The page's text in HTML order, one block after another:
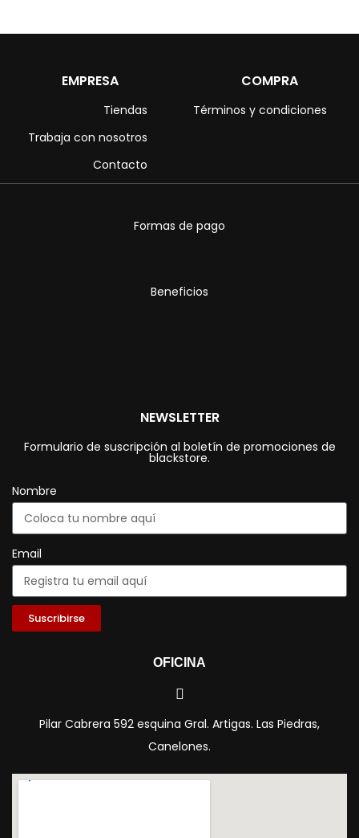
EMPRESA
Tiendas
Trabaja con nosotros
Contacto
COMPRA
Términos y condiciones
Formas de pago
Beneficios
NEWSLETTER
Formulario de suscripción al boletín de promociones de
blackstore.
Nombre
Email
Suscribirse
OFICINA
Pilar Cabrera 592 esquina Gral. Artigas. Las Piedras,
Canelones.